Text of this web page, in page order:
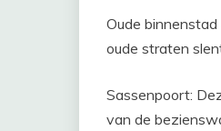
Oude
oude straten
Sassenpoort:
van de